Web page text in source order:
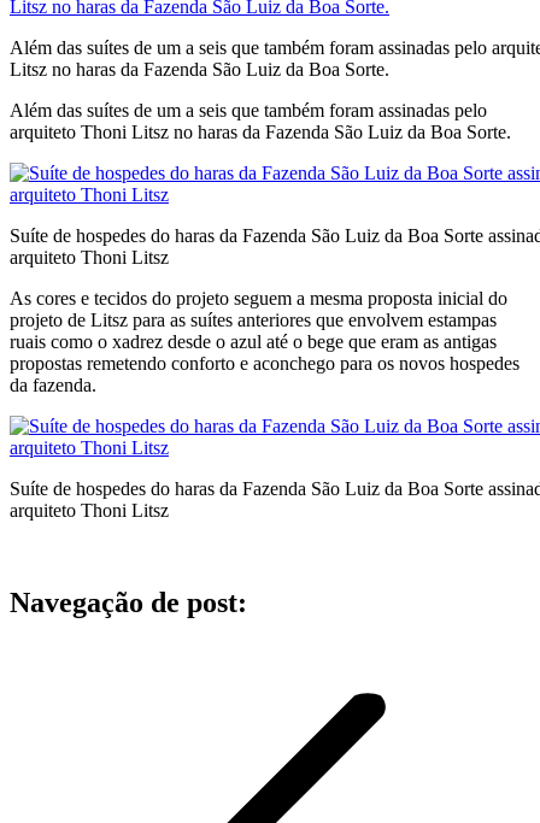
Além das suítes de um a seis que também foram assinadas pelo
Litsz no haras da Fazenda São Luiz da Boa Sorte.
Além das suítes de um a seis que também foram assinadas pelo
arquiteto Thoni Litsz no haras da Fazenda São Luiz da Boa Sorte.
Suíte de hospedes do haras da Fazenda São Luiz da Boa Sorte
arquiteto Thoni Litsz
As cores e tecidos do projeto seguem a mesma proposta inicial do
projeto de Litsz para as suítes anteriores que envolvem estampas
ruais como o xadrez desde o azul até o bege que eram as antigas
propostas remetendo conforto e aconchego para os novos hospedes
da fazenda.
Suíte de hospedes do haras da Fazenda São Luiz da Boa Sorte
arquiteto Thoni Litsz
Navegação de post: